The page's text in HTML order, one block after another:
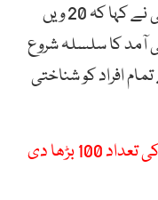
اعتکاف کمیٹی کے کنوینئر زبیر چشتی نے کہا کہ 20 ویں
آمد کا سلسلہ شروع
افراد کو شناختی
مسجد الحرام میں اعتکاف کرنے والوں کی تعداد 100 بڑھا دی